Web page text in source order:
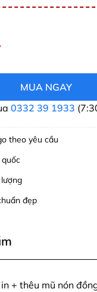
MUA NGAY
0332 39 1933
theo yêu cầu
đẹp
+ thêu mũ nón